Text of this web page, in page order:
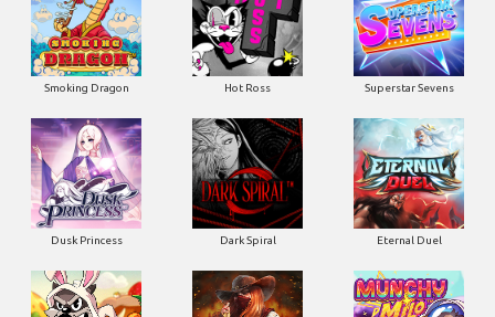
Smoking Dragon Hot Ross Superstar Sevens
Dusk Princess Dark Spiral Eternal Duel